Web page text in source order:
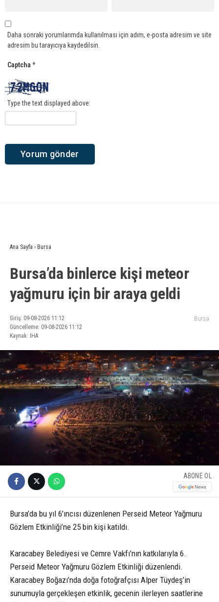
Daha sonraki yorumlarımda kullanılması için adım, e-posta adresim ve site
adresim bu tarayıcıya kaydedilsin.
Captcha *
Type the text displayed above:
Ana Sayfa › Bursa
Bursa’da binlerce kişi meteor
yağmuru için bir araya geldi
Giriş: 09-08-2026 11:12
Güncelleme: 09-08-2026 11:12
Kaynak: İHA
Bursa
ABONE OL
Bursa’da bu yıl 6’ıncısı düzenlenen Perseid Meteor Yağmuru
Gözlem Etkinliği’ne 25 bin kişi katıldı.
Karacabey Belediyesi ve Cemre Vakfı’nın katkılarıyla 6.
Perseid Meteor Yağmuru Gözlem Etkinliği düzenlendi.
Karacabey Boğazı’nda doğa fotoğrafçısı Alper Tüydeş’in
sunumuyla gerçekleşen etkinlik, gecenin ilerleyen saatlerine